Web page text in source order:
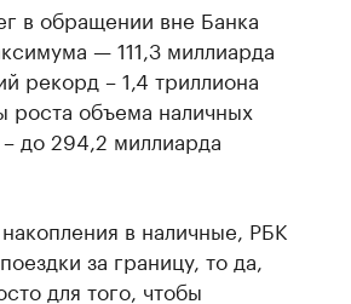
в обращении вне Банка
— 111,3 миллиарда
рекорд – 1,4 триллиона
роста объема наличных
до 294,2 миллиарда
в наличные, РБК
за границу, то да,
для того, чтобы